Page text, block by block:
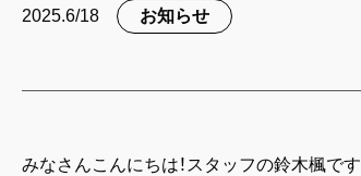
2025.6/18 お知らせ
みなさんこんにちは！スタッフの鈴木楓です